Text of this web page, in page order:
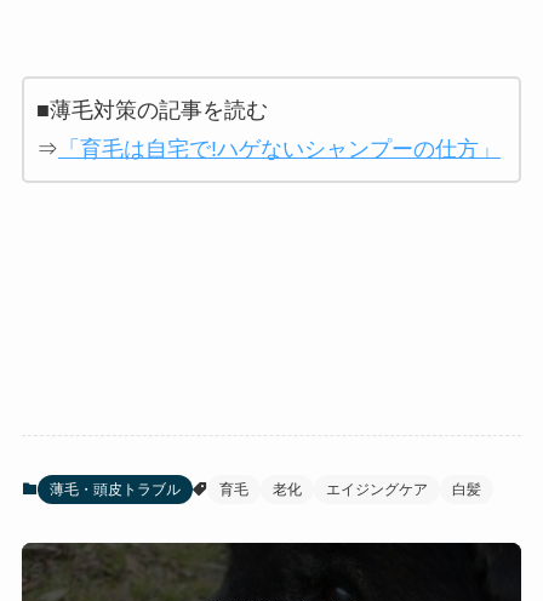
■薄毛対策の記事を読む
⇒ 「育毛は自宅で!ハゲないシャンプーの仕方」
薄毛・頭皮トラブル 育毛 老化 エイジングケア 白髪